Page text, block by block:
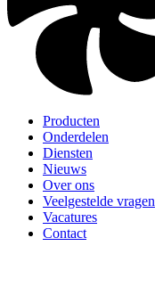
Producten
Onderdelen
Diensten
Nieuws
Over ons
Veelgestelde vragen
Vacatures
Contact